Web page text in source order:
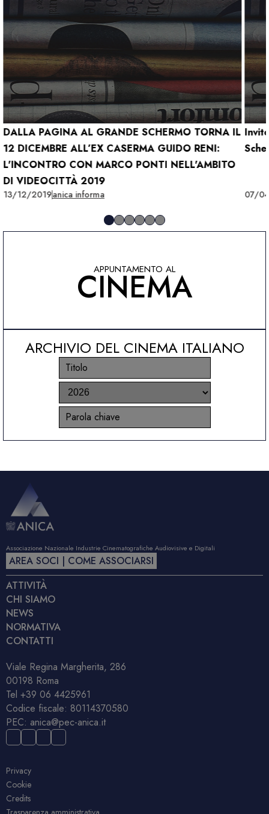
DALLA PAGINA AL GRANDE SCHERMO TORNA IL
12 DICEMBRE ALL’EX CASERMA GUIDO RENI:
L'INCONTRO CON MARCO PONTI NELL'AMBITO
DI VIDEOCITTÀ 2019
13/12/2019anica informa 07/
APPUNTAMENTO AL
CINEMA
ARCHIVIO DEL CINEMA ITALIANO
Associazione Nazionale Industrie Cinematografiche Audiovisive e Digitali
AREA SOCI | COME ASSOCIARSI
ATTIVITÀ
CHI SIAMO
NEWS
NORMATIVA
CONTATTI
Viale Regina Margherita, 286
00198 Roma
Tel +39 06 4425961
Codice fiscale: 80114370580
PEC: anica@pec-anica.it
Privacy
Cookie
Credits